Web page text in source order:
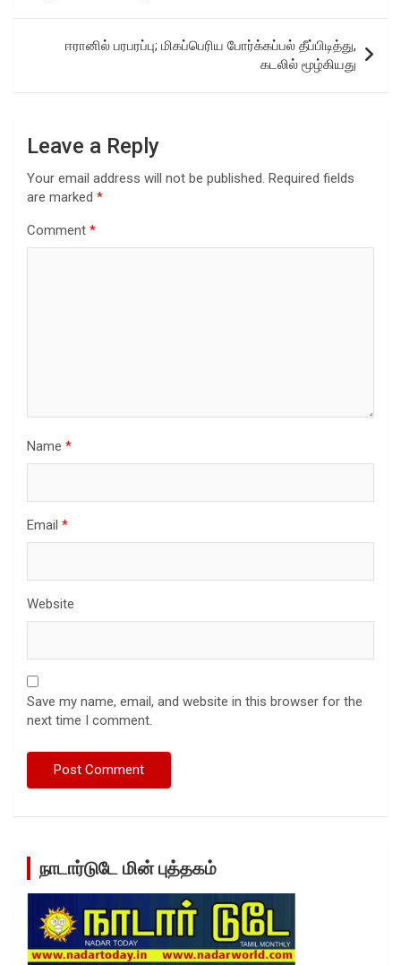
ஈரானில் பரபரப்பு; மிகப்பெரிய போர்க்கப்பல் தீப்பிடித்து,
கடலில் மூழ்கியது
Leave a Reply
Your email address will not be published. Required fields
are marked *
Comment *
Name *
Email *
Website
Save my name, email, and website in this browser for the
next time I comment.
நாடார்டுடே மின் புத்தகம்